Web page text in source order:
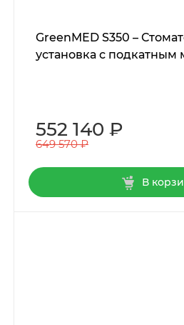
GreenMED S350 –
установка с подкатным
552 140 ₽
649 570 ₽
В